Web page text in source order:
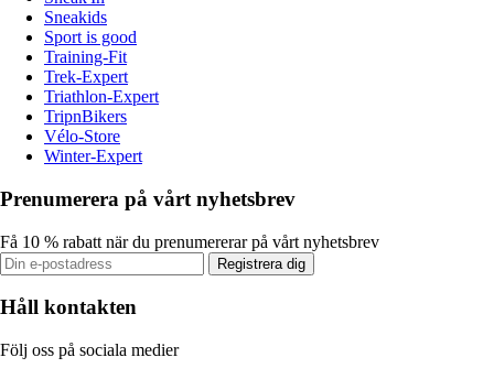
Sneakids
Sport is good
Training-Fit
Trek-Expert
Triathlon-Expert
TripnBikers
Vélo-Store
Winter-Expert
Prenumerera på vårt nyhetsbrev
Få 10 % rabatt när du prenumererar på vårt nyhetsbrev
Registrera dig
Håll kontakten
Följ oss på sociala medier